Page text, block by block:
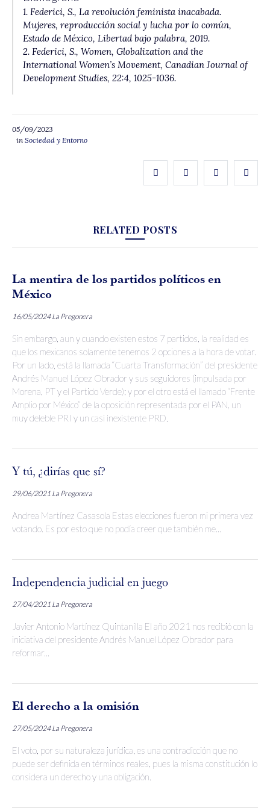
1. Federici, S., La revolución feminista inacabada.
Mujeres, reproducción social y lucha por lo común,
Estado de México, Libertad bajo palabra, 2019.
2. Federici, S., Women, Globalization and the
International Women’s Movement, Canadian Journal of
Development Studies, 22:4, 1025-1036.
05/09/2023
in Sociedad y Entorno
RELATED POSTS
La mentira de los partidos políticos en
México
16/05/2024 La Pregonera
Sin embargo, aun y cuando existen estos 7 partidos, la realidad es
que los mexicanos solamente tenemos 2 opciones a la hora de votar.
Por un lado, está la llamada “Cuarta Transformación” del presidente
Andrés Manuel López Obrador y sus seguidores (impulsada por
Morena, PT y el Partido Verde); y por el otro está el llamado “Frente
Amplio por México” de la oposición representada por el PAN, un
muy deleble PRI y un casi inexistente PRD.
Y tú, ¿dirías que sí?
29/06/2021 La Pregonera
Andrea Martínez Casasola Estas elecciones fueron mi primera vez
votando. Es por esto que no podía creer que también me...
Independencia judicial en juego
27/04/2021 La Pregonera
Javier Antonio Martínez Quintanilla El año 2021 nos recibió con la
iniciativa del presidente Andrés Manuel López Obrador para
reformar...
El derecho a la omisión
27/05/2024 La Pregonera
El voto, por su naturaleza jurídica, es una contradicción que no
puede ser definida en términos reales, pues la misma constitución lo
considera un derecho y una obligación.